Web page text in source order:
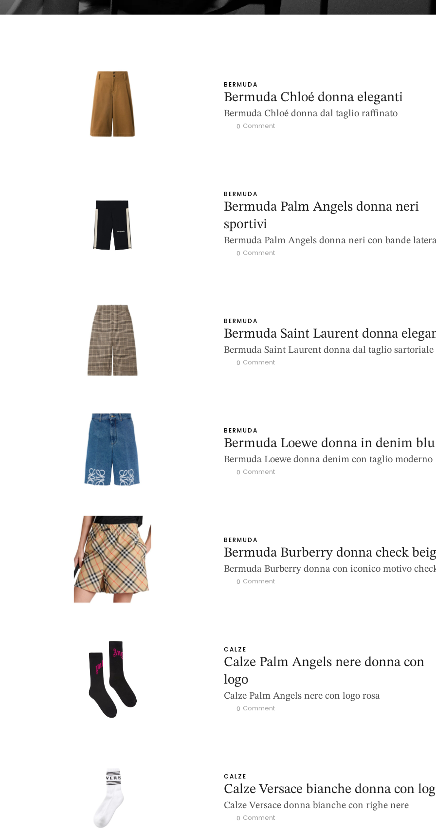
BERMUDA
Bermuda Chloé donna eleganti
Bermuda Chloé donna dal taglio raffinato
0 Comment
BERMUDA
Bermuda Palm Angels donna neri
sportivi
Bermuda Palm Angels donna neri con bande
0 Comment
BERMUDA
Bermuda Saint Laurent donna
Bermuda Saint Laurent donna dal taglio sartoriale
0 Comment
BERMUDA
Bermuda Loewe donna in denim blu
Bermuda Loewe donna denim con taglio moderno
0 Comment
BERMUDA
Bermuda Burberry donna check
Bermuda Burberry donna con iconico motivo
0 Comment
CALZE
Calze Palm Angels nere donna con
logo
Calze Palm Angels nere con logo rosa
0 Comment
CALZE
Calze Versace bianche donna con
Calze Versace donna bianche con righe nere
0 Comment